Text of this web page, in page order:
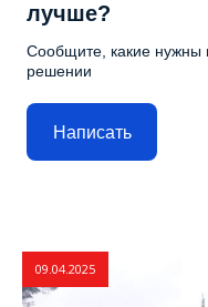
лучше?
Сообщите, какие нужны
решении
Написать
09.04.2025